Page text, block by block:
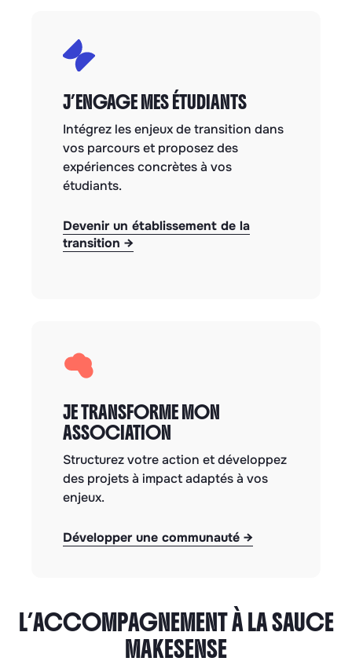
J’ENGAGE MES ÉTUDIANTS
Intégrez les enjeux de transition dans
vos parcours et proposez des
expériences concrètes à vos
étudiants.
Devenir un établissement de la
transition →
JE TRANSFORME MON
ASSOCIATION
Structurez votre action et développez
des projets à impact adaptés à vos
enjeux.
Développer une communauté →
L’ACCOMPAGNEMENT À LA SAUCE
MAKESENSE